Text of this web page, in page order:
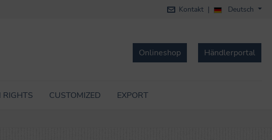
Kontakt | Deutsch
Onlineshop Händlerportal
RIGHTS CUSTOMIZED EXPORT